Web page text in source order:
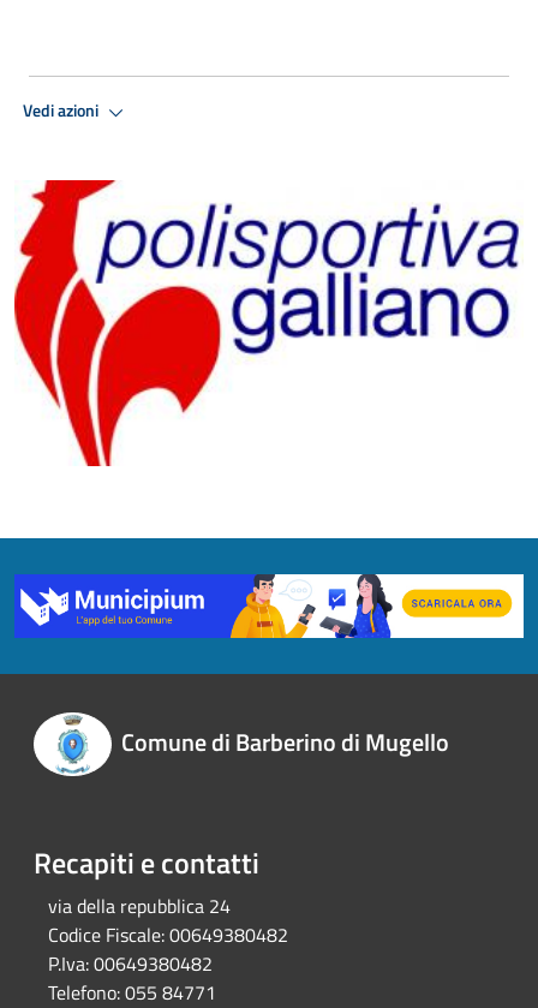
Vedi azioni
Comune di Barberino di Mugello
Recapiti e contatti
via della repubblica 24
Codice Fiscale:00649380482
P.Iva:00649380482
Telefono:055 84771